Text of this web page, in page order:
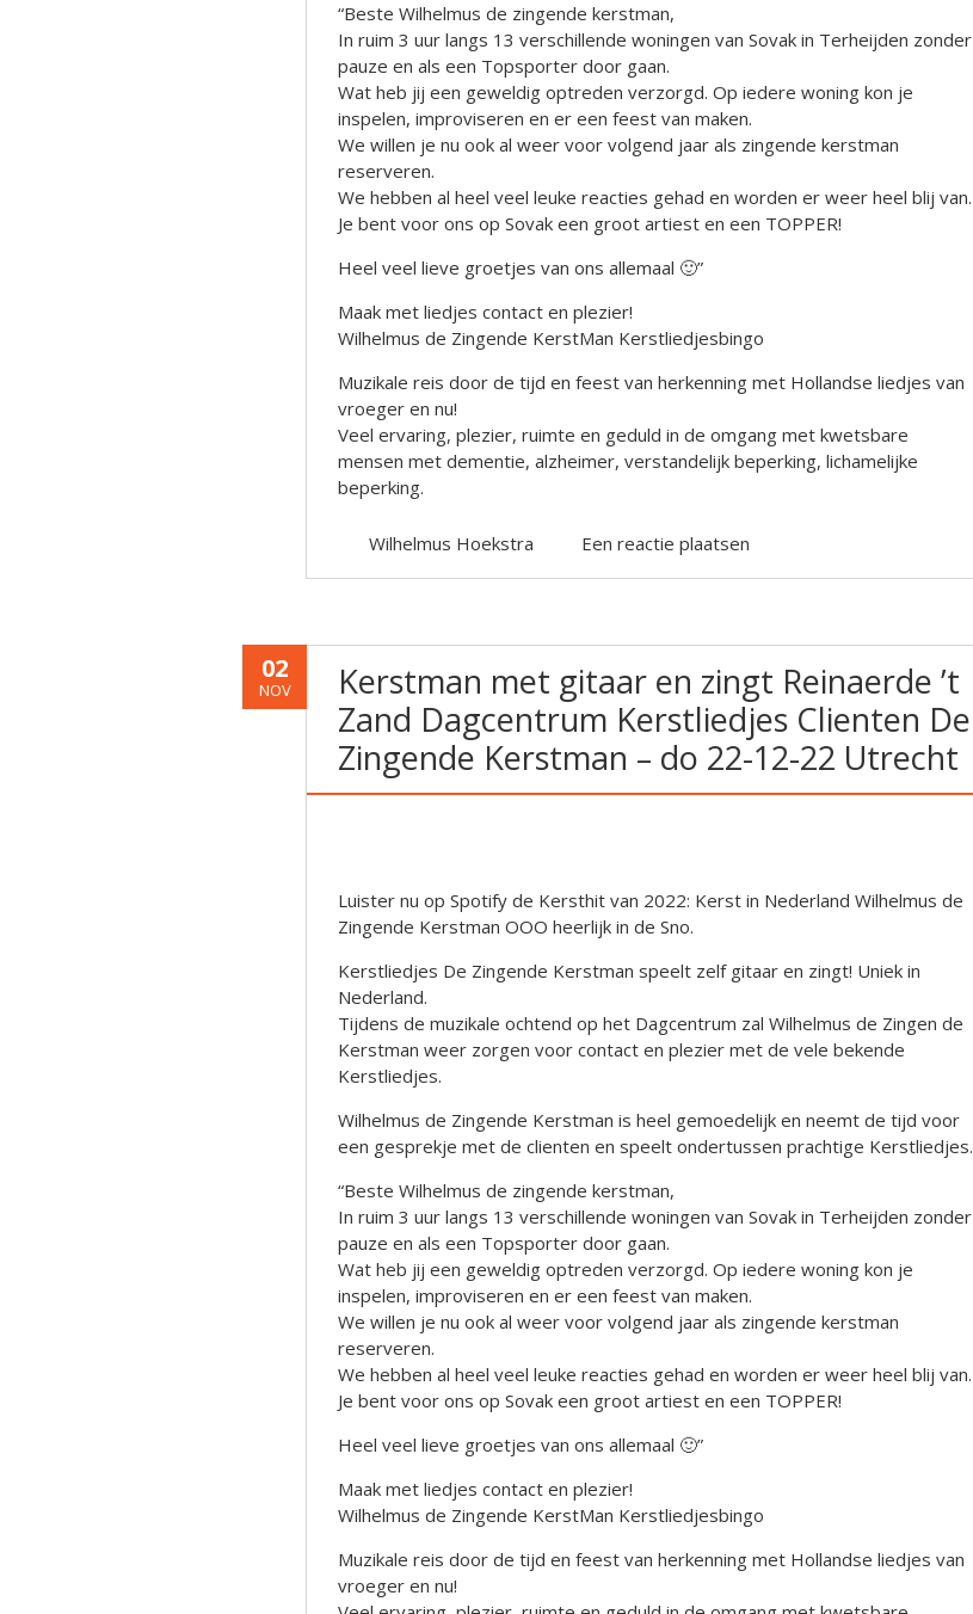
“Beste Wilhelmus de zingende kerstman,
In ruim 3 uur langs 13 verschillende woningen van Sovak in Terheijden zonder
pauze en als een Topsporter door gaan.
Wat heb jij een geweldig optreden verzorgd. Op iedere woning kon je
inspelen, improviseren en er een feest van maken.
We willen je nu ook al weer voor volgend jaar als zingende kerstman
reserveren.
We hebben al heel veel leuke reacties gehad en worden er weer heel blij van.
Je bent voor ons op Sovak een groot artiest en een TOPPER!
Heel veel lieve groetjes van ons allemaal 🙂”
Maak met liedjes contact en plezier!
Wilhelmus de Zingende KerstMan Kerstliedjesbingo
Muzikale reis door de tijd en feest van herkenning met Hollandse liedjes van
vroeger en nu!
Veel ervaring, plezier, ruimte en geduld in de omgang met kwetsbare
mensen met dementie, alzheimer, verstandelijk beperking, lichamelijke
beperking.
Wilhelmus Hoekstra Een reactie plaatsen
02
NOV
Kerstman met gitaar en zingt Reinaerde ’t
Zand Dagcentrum Kerstliedjes Clienten De
Zingende Kerstman – do 22-12-22 Utrecht
Luister nu op Spotify de Kersthit van 2022: Kerst in Nederland Wilhelmus de
Zingende Kerstman OOO heerlijk in de Sno.
Kerstliedjes De Zingende Kerstman speelt zelf gitaar en zingt! Uniek in
Nederland.
Tijdens de muzikale ochtend op het Dagcentrum zal Wilhelmus de Zingen de
Kerstman weer zorgen voor contact en plezier met de vele bekende
Kerstliedjes.
Wilhelmus de Zingende Kerstman is heel gemoedelijk en neemt de tijd voor
een gesprekje met de clienten en speelt ondertussen prachtige Kerstliedjes.
“Beste Wilhelmus de zingende kerstman,
In ruim 3 uur langs 13 verschillende woningen van Sovak in Terheijden zonder
pauze en als een Topsporter door gaan.
Wat heb jij een geweldig optreden verzorgd. Op iedere woning kon je
inspelen, improviseren en er een feest van maken.
We willen je nu ook al weer voor volgend jaar als zingende kerstman
reserveren.
We hebben al heel veel leuke reacties gehad en worden er weer heel blij van.
Je bent voor ons op Sovak een groot artiest en een TOPPER!
Heel veel lieve groetjes van ons allemaal 🙂”
Maak met liedjes contact en plezier!
Wilhelmus de Zingende KerstMan Kerstliedjesbingo
Muzikale reis door de tijd en feest van herkenning met Hollandse liedjes van
vroeger en nu!